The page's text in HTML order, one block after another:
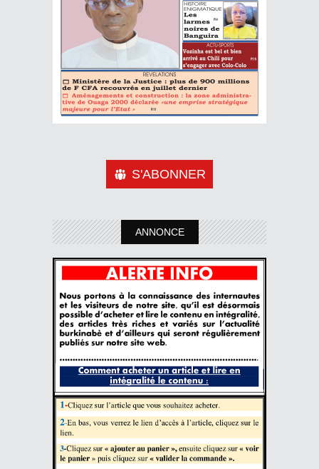
S'ABONNER
ANNONCE